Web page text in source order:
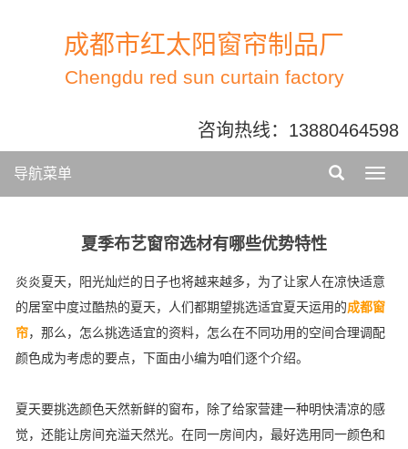
成都市红太阳窗帘制品厂
Chengdu red sun curtain factory
咨询热线： 13880464598
导航菜单
夏季布艺窗帘选材有哪些优势特性
炎炎夏天，阳光灿烂的日子也将越来越多，为了让家人在凉快适意
的居室中度过酷热的夏天，人们都期望挑选适宜夏天运用的成都窗
帘，那么，怎么挑选适宜的资料，怎么在不同功用的空间合理调配
颜色成为考虑的要点，下面由小编为咱们逐个介绍。
夏天要挑选颜色天然新鲜的窗布，除了给家营建一种明快清凉的感
觉，还能让房间充溢天然光。在同一房间内，最好选用同一颜色和